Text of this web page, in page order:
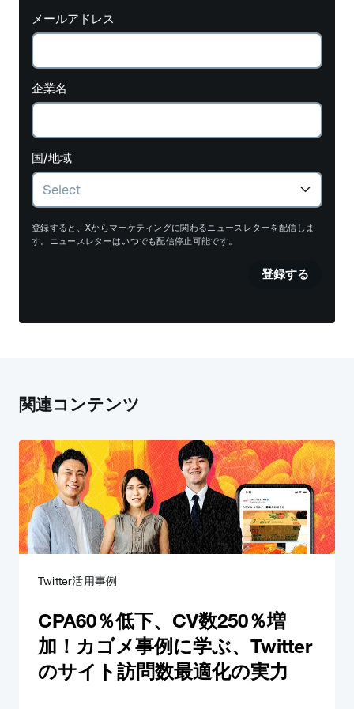
メールアドレス
企業名
国/地域
登録すると、Xからマーケティングに関わるニュースレターを配信しま
す。ニュースレターはいつでも配信停止可能です。
登録する
関連コンテンツ
Twitter活用事例
CPA60％低下、CV数250％増
加！カゴメ事例に学ぶ、Twitter
のサイト訪問数最適化の実力